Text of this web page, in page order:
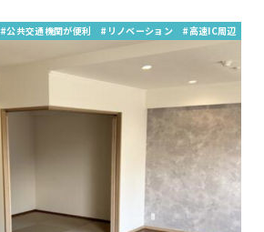
#公共交通機関が便利 #リノベーション #高速IC周辺